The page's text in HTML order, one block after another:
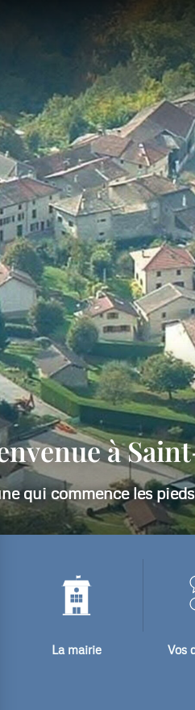
Attention les adresses
Pour la mairie :
Pour le maire :
La mairie Vos